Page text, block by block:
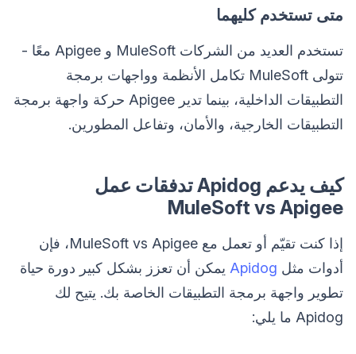
متى تستخدم كليهما
تستخدم العديد من الشركات MuleSoft و Apigee معًا -
تتولى MuleSoft تكامل الأنظمة وواجهات برمجة
التطبيقات الداخلية، بينما تدير Apigee حركة واجهة برمجة
التطبيقات الخارجية، والأمان، وتفاعل المطورين.
كيف يدعم Apidog تدفقات عمل
MuleSoft vs Apigee
إذا كنت تقيّم أو تعمل مع MuleSoft vs Apigee، فإن
أدوات مثل Apidog يمكن أن تعزز بشكل كبير دورة حياة
تطوير واجهة برمجة التطبيقات الخاصة بك. يتيح لك
Apidog ما يلي: